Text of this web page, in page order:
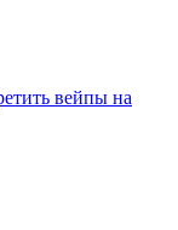
вейпы на